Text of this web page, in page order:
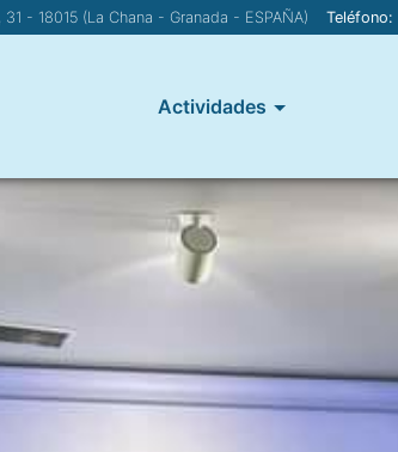
31 - 18015 (La Chana - Granada - ESPAÑA) Teléfono:
Actividades